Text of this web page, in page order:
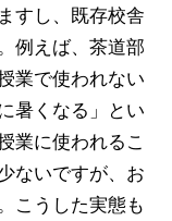
すし、既存校舎
例えば、茶道部
業で使われない
暑くなる」とい
業に使われるこ
ないですが、お
こうした実態も